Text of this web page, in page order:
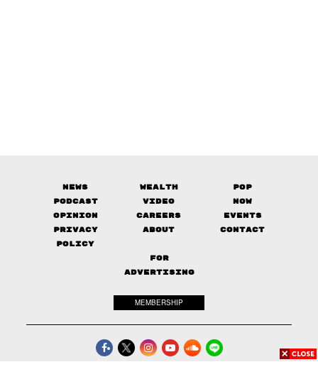
News Wealth
Pop
Podcast
Video
Now
Opinion
Careers
Events
Privacy
Policy
About Contact
FOR
ADVERTISING
MEMBERSHIP